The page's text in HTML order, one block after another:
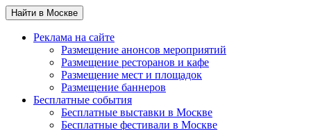
Найти в Москве
Реклама на сайте
Размещение анонсов мероприятий
Размещение ресторанов и кафе
Размещение мест и площадок
Размещение баннеров
Бесплатные события
Бесплатные выставки в Москве
Бесплатные фестивали в Москве